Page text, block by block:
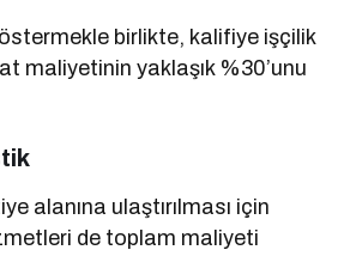
birlikte, kalifiye işçilik
maliyetinin yaklaşık %30’unu
alanına ulaştırılması için
de toplam maliyeti